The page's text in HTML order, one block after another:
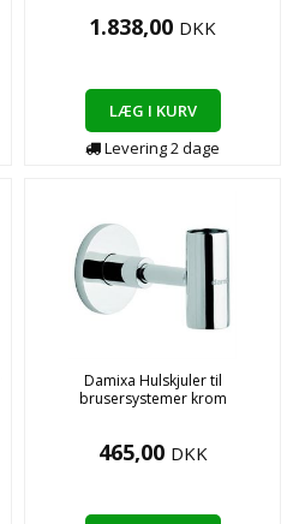
1.838,00 DKK
LÆG I KURV
Levering2dage
Damixa Hulskjuler til
brusersystemer krom
465,00 DKK